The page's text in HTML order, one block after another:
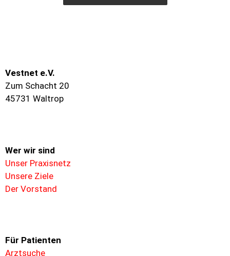
Vestnet e.V.
Zum Schacht 20
45731 Waltrop
Wer wir sind
Unser Praxisnetz
Unsere Ziele
Der Vorstand
Für Patienten
Arztsuche